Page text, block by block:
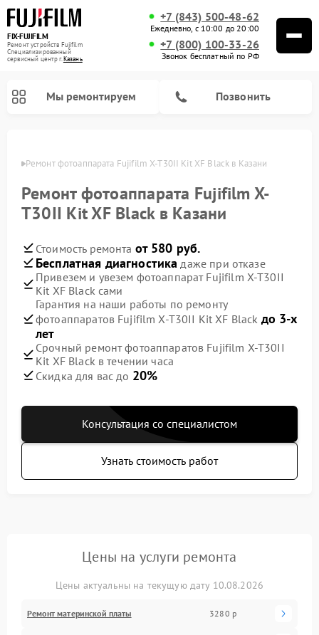
FIX-FUJIFILM
Ремонт устройств Fujifilm
Специализированный
cервисный центр г.Казань
+7 (843) 500-48-62
Ежедневно, с 10:00 до 20:00
+7 (800) 100-33-26
Звонок бесплатный по РФ
Мы ремонтируем Позвонить
Ремонт фотоаппарата Fujifilm X-T30II Kit XF Black в Казани
Ремонт фотоаппарата Fujifilm X-
T30II Kit XF Black в Казани
Стоимость ремонта от 580 руб.
Бесплатная диагностика даже при отказе
Привезем и увезем фотоаппарат Fujifilm X-T30II
Kit XF Black сами
Гарантия на наши работы по ремонту
фотоаппаратов Fujifilm X-T30II Kit XF Black до 3-х
лет
Срочный ремонт фотоаппаратов Fujifilm X-T30II
Kit XF Black в течении часа
Скидка для вас до 20%
Консультация со специалистом
Узнать стоимость работ
Цены на услуги ремонта
Цены актуальны на текущую дату 10.08.2026
Ремонт материнской платы 3280 р